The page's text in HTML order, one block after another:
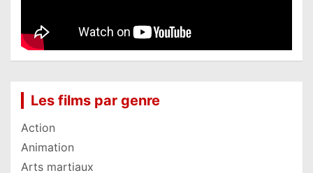
Les films par genre
Action
Animation
Arts martiaux